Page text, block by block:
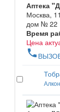
Аптека
Москва,
дом № 22
Время
Цена
phone